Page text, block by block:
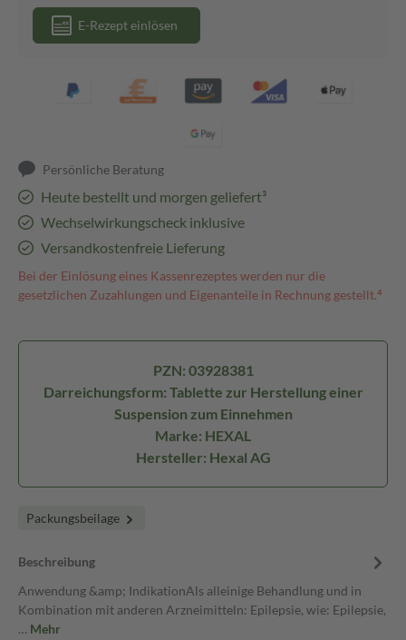
E-Rezept einlösen
Persönliche Beratung
Heute bestellt und morgen geliefert³
Wechselwirkungscheck inklusive
Versandkostenfreie Lieferung
Bei der Einlösung eines Kassenrezeptes werden nur die
gesetzlichen Zuzahlungen und Eigenanteile in Rechnung gestellt.⁴
PZN: 03928381
Darreichungsform: Tablette zur Herstellung einer
Suspension zum Einnehmen
Marke: HEXAL
Hersteller: Hexal AG
Packungsbeilage
Beschreibung
Anwendung &amp; IndikationAls alleinige Behandlung und in
Kombination mit anderen Arzneimitteln: Epilepsie, wie: Epilepsie,
… Mehr